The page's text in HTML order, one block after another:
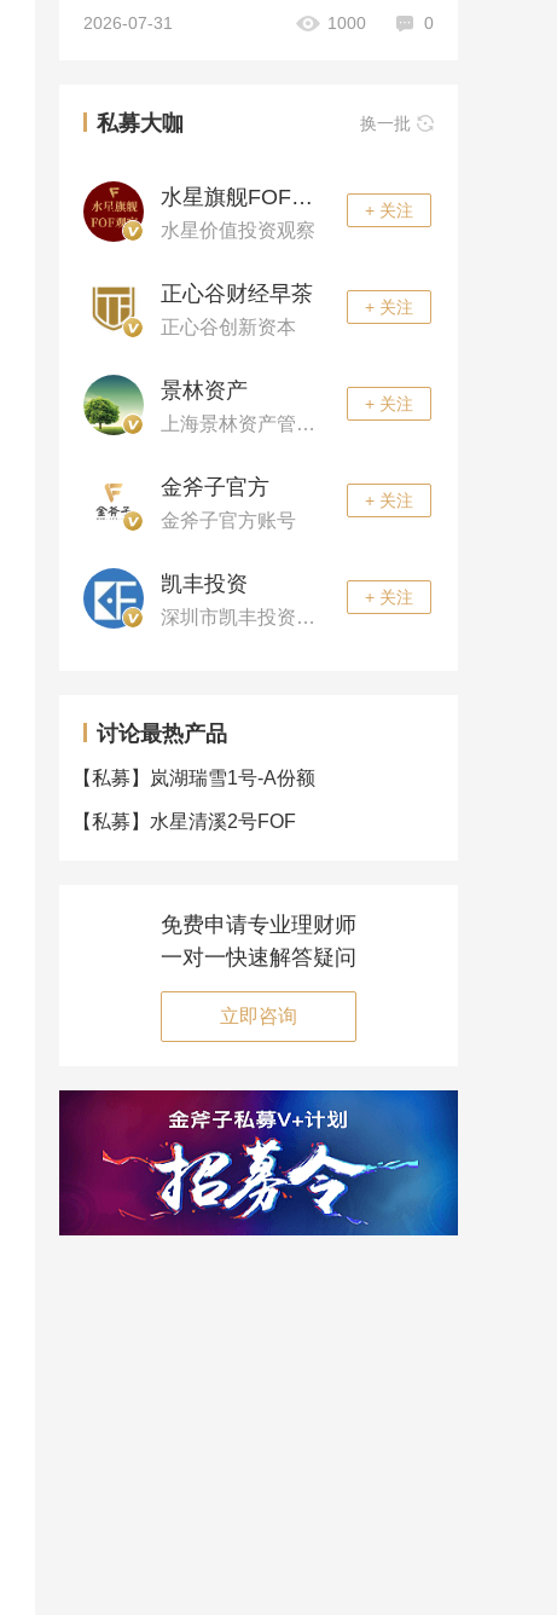
2026-07-31 1000 0
私募大咖 换一批
水星旗舰FOF观察
水星价值投资观察
+ 关注
正心谷财经早茶
正心谷创新资本
+ 关注
景林资产
上海景林资产管理公司
+ 关注
金斧子官方
金斧子官方账号
+ 关注
凯丰投资
深圳市凯丰投资管理有限公司
+ 关注
讨论最热产品
【私募】 岚湖瑞雪1号-A份额
【私募】 水星清溪2号FOF
免费申请专业理财师
一对一快速解答疑问
立即咨询